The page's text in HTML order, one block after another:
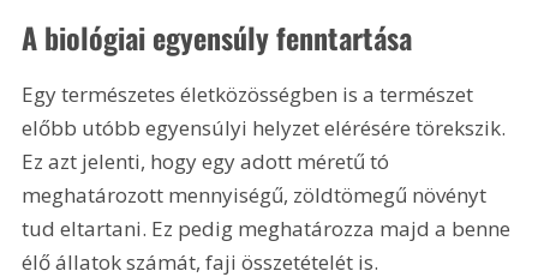
A biológiai egyensúly fenntartása
Egy természetes életközösségben is a természet
előbb utóbb egyensúlyi helyzet elérésére törekszik.
Ez azt jelenti, hogy egy adott méretű tó
meghatározott mennyiségű, zöldtömegű növényt
tud eltartani. Ez pedig meghatározza majd a benne
élő állatok számát, faji összetételét is.